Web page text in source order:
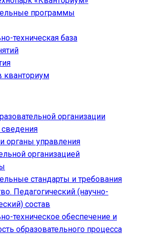
программы
техническая база
кванториум
организации
органы управления
организацией
стандарты и требования
Педагогический (научно-
состав
техническое обеспечение и
образовательного процесса